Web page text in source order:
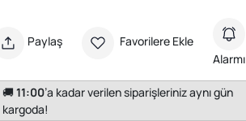
Paylaş Favorilere Ekle
Alarmı
🚚11:00’a kadar verilen siparişleriniz aynı gün
kargoda!